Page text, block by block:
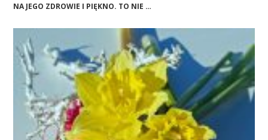
NA JEGO ZDROWIE I PIĘKNO. TO NIE …